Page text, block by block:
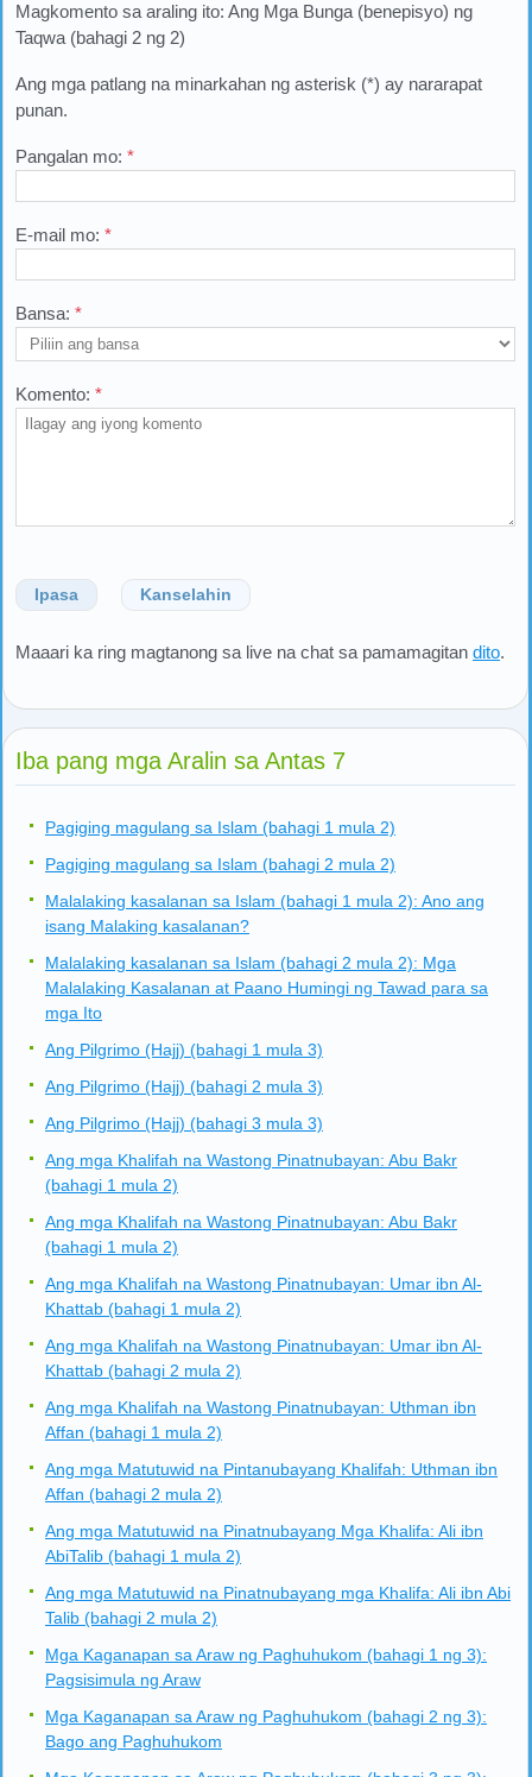
Magkomento sa araling ito: Ang Mga Bunga (benepisyo) ng
Taqwa (bahagi 2 ng 2)
Ang mga patlang na minarkahan ng asterisk (*) ay nararapat
punan.
Pangalan mo: *
E-mail mo: *
Bansa: *
Komento: *
Ipasa Kanselahin
Maaari ka ring magtanong sa live na chat sa pamamagitan dito.
Iba pang mga Aralin sa Antas 7
Pagiging magulang sa Islam (bahagi 1 mula 2)
Pagiging magulang sa Islam (bahagi 2 mula 2)
Malalaking kasalanan sa Islam (bahagi 1 mula 2): Ano ang
isang Malaking kasalanan?
Malalaking kasalanan sa Islam (bahagi 2 mula 2): Mga
Malalaking Kasalanan at Paano Humingi ng Tawad para sa
mga Ito
Ang Pilgrimo (Hajj) (bahagi 1 mula 3)
Ang Pilgrimo (Hajj) (bahagi 2 mula 3)
Ang Pilgrimo (Hajj) (bahagi 3 mula 3)
Ang mga Khalifah na Wastong Pinatnubayan: Abu Bakr
(bahagi 1 mula 2)
Ang mga Khalifah na Wastong Pinatnubayan: Abu Bakr
(bahagi 1 mula 2)
Ang mga Khalifah na Wastong Pinatnubayan: Umar ibn Al-
Khattab (bahagi 1 mula 2)
Ang mga Khalifah na Wastong Pinatnubayan: Umar ibn Al-
Khattab (bahagi 2 mula 2)
Ang mga Khalifah na Wastong Pinatnubayan: Uthman ibn
Affan (bahagi 1 mula 2)
Ang mga Matutuwid na Pintanubayang Khalifah: Uthman ibn
Affan (bahagi 2 mula 2)
Ang mga Matutuwid na Pinatnubayang Mga Khalifa: Ali ibn
AbiTalib (bahagi 1 mula 2)
Ang mga Matutuwid na Pinatnubayang mga Khalifa: Ali ibn Abi
Talib (bahagi 2 mula 2)
Mga Kaganapan sa Araw ng Paghuhukom (bahagi 1 ng 3):
Pagsisimula ng Araw
Mga Kaganapan sa Araw ng Paghuhukom (bahagi 2 ng 3):
Bago ang Paghuhukom